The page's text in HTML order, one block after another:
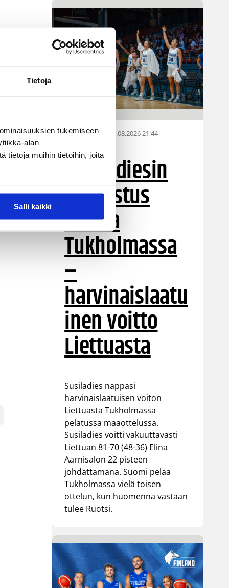
Tietoja
tukemiseen
alan
tietoja muihin tietoihin, joita
Salli kaikki
Maaottelu 06.08.2026 21:44
Susiladiesin
puolustus
rautaa
Tukholmassa
–
harvinaislaatu
inen voitto
Liettuasta
Susiladies nappasi
harvinaislaatuisen voiton
Liettuasta Tukholmassa
pelatussa maaottelussa.
Susiladies voitti vakuuttavasti
Liettuan 81-70 (48-36) Elina
Aarnisalon 22 pisteen
johdattamana. Suomi pelaa
Tukholmassa vielä toisen
ottelun, kun huomenna vastaan
tulee Ruotsi.